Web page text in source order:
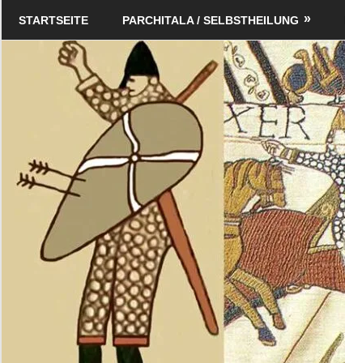
Schildverlag
STARTSEITE PARCHITALA / SELBSTHEILUNG